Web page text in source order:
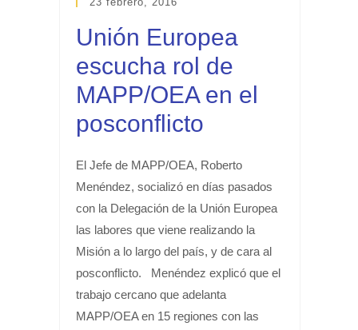
Unión Europea
escucha rol de
MAPP/OEA en el
posconflicto
El Jefe de MAPP/OEA, Roberto
Menéndez, socializó en días pasados
con la Delegación de la Unión Europea
las labores que viene realizando la
Misión a lo largo del país, y de cara al
posconflicto. Menéndez explicó que el
trabajo cercano que adelanta
MAPP/OEA en 15 regiones con las